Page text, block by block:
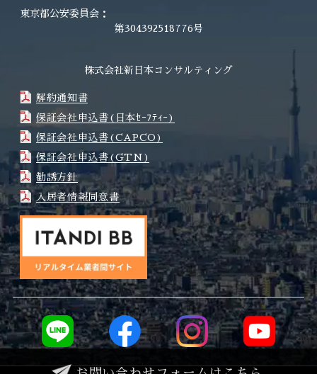
東京都公安委員会：
第304392518776号
株式会社新日本コンサルティング
解約通知書
保証会社申込書(日本ｾｰﾌﾃｨｰ)
保証会社申込書(CAPCO)
保証会社申込書(GTN)
勧誘方針
入居者情報同意書